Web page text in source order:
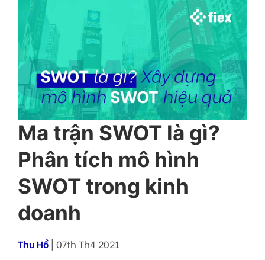
Ma trận SWOT là gì?
Phân tích mô hình
SWOT trong kinh
doanh
Thu Hồ | 07th Th4 2021